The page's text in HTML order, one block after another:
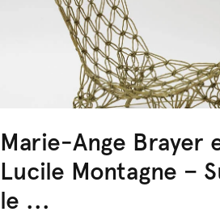
Marie-Ange Brayer
Lucile Montagne –
le ...